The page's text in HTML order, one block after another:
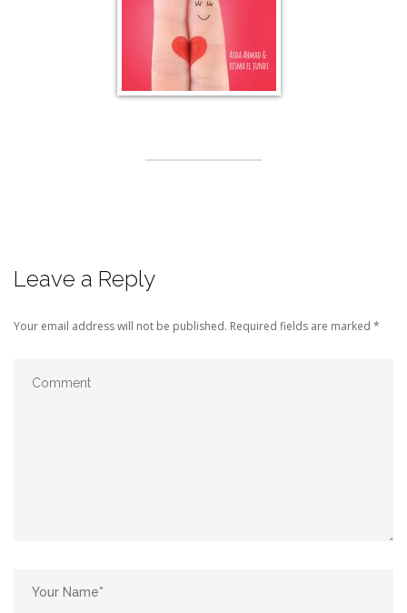
Leave a Reply
Your email address will not be published. Required fields are marked *